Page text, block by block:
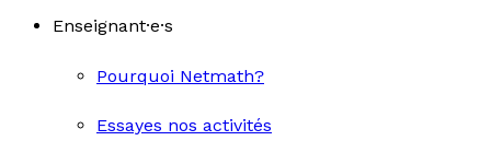
Enseignant·e·s
Pourquoi Netmath?
Essayes nos activités